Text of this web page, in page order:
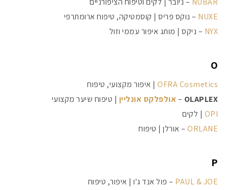
NUXE – נוקס פריס | קוסמטיקה, טיפוח ארומתרפי
NYX – ניקס | מותג איפור עממי וזול
O
OFRA Cosmetics | איפור מקצועי, טיפוח
OLAPLEX
– אולפלקס אונליין | טיפוח שיער מקצועי
OPI | לקים
ORLANE – אורלן | טיפוח
P
PAUL & JOE – פול אנד ג'ו | איפור, טיפוח